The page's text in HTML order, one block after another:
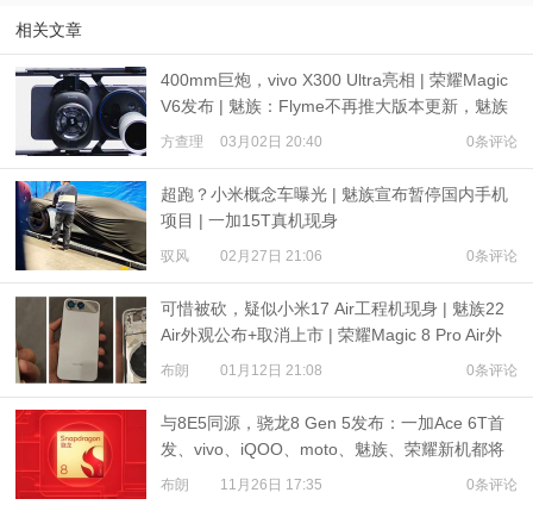
相关文章
400mm巨炮，vivo X300 Ultra亮相 | 荣耀Magic
V6发布 | 魅族：Flyme不再推大版本更新，魅族
23不发售
方查理 03月02日 20:40 0条评论
超跑？小米概念车曝光 | 魅族宣布暂停国内手机
项目 | 一加15T真机现身
驭风 02月27日 21:06 0条评论
可惜被砍，疑似小米17 Air工程机现身 | 魅族22
Air外观公布+取消上市 | 荣耀Magic 8 Pro Air外
观解禁
布朗 01月12日 21:08 0条评论
与8E5同源，骁龙8 Gen 5发布：一加Ace 6T首
发、vivo、iQOO、moto、魅族、荣耀新机都将
搭载
布朗 11月26日 17:35 0条评论